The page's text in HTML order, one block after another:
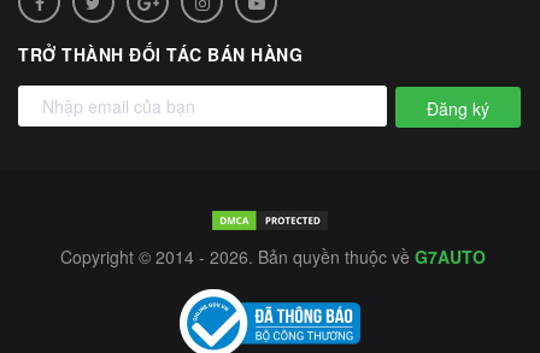
TRỞ THÀNH ĐỐI TÁC BÁN HÀNG
Đăng ký
Copyright © 2014 - 2026. Bản quyền thuộc về G7AUTO